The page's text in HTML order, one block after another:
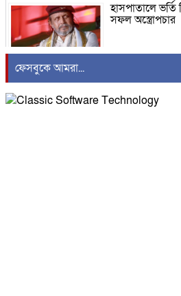
হাসপাতালে ভর্তি
সফল অস্ত্রোপচার
ডলার জরিমানা
ফেসবুকে আমরা...